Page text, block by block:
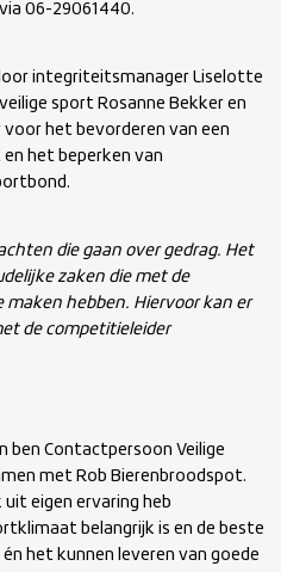
06-29061440.
integriteitsmanager Liselotte
sport Rosanne Bekker en
voor het bevorderen van een
het beperken van
die gaan over gedrag. Het
zaken die met de
maken hebben. Hiervoor kan er
de competitieleider
ben Contactpersoon Veilige
met Rob Bierenbroodspot.
uit eigen ervaring heb
belangrijk is en de beste
het kunnen leveren van goede